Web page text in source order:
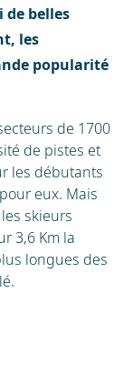
belles
les
popularité
de 1700
de pistes et
les débutants
eux. Mais
skieurs
3,6 Km la
longues des